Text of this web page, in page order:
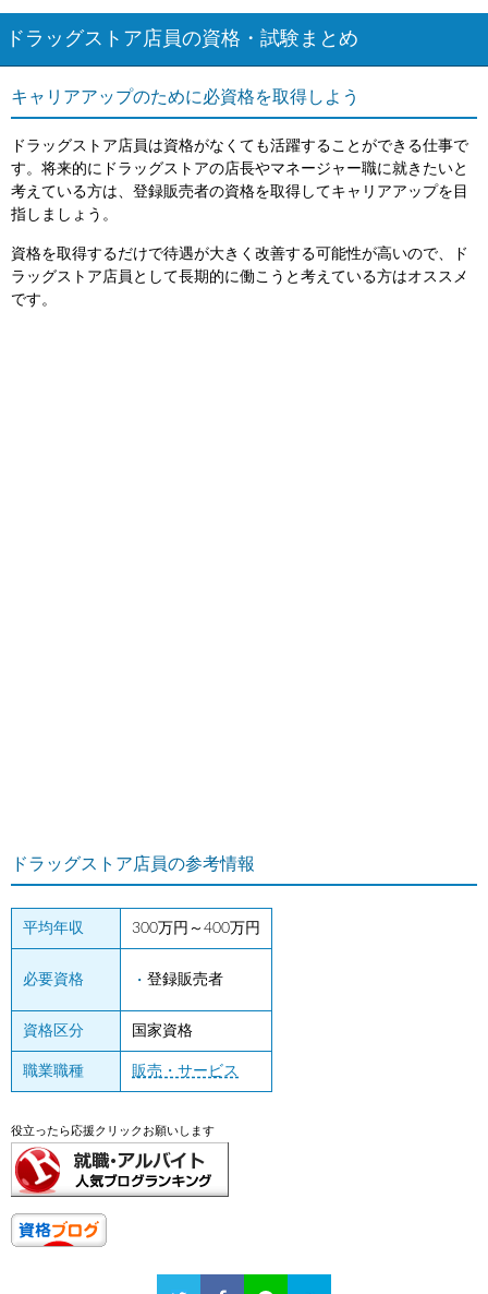
ドラッグストア店員の資格・試験まとめ
キャリアアップのために必資格を取得しよう
ドラッグストア店員は資格がなくても活躍することができる仕事で
す。将来的にドラッグストアの店長やマネージャー職に就きたいと
考えている方は、登録販売者の資格を取得してキャリアアップを目
指しましょう。
資格を取得するだけで待遇が大きく改善する可能性が高いので、ド
ラッグストア店員として長期的に働こうと考えている方はオススメ
です。
ドラッグストア店員の参考情報
平均年収 300万円～400万円
必要資格 登録販売者
資格区分 国家資格
職業職種 販売・サービス
役立ったら応援クリックお願いします